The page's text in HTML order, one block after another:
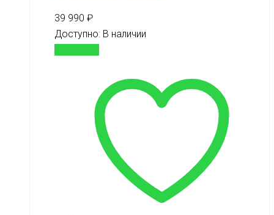
39 990 ₽
Доступно: В наличии